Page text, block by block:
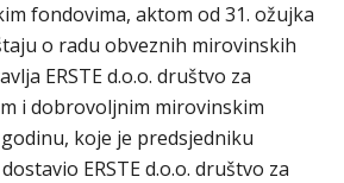
fondovima, aktom od 31. ožujka
o radu obveznih mirovinskih
ERSTE d.o.o. društvo za
i dobrovoljnim mirovinskim
koje je predsjedniku
ERSTE d.o.o. društvo za